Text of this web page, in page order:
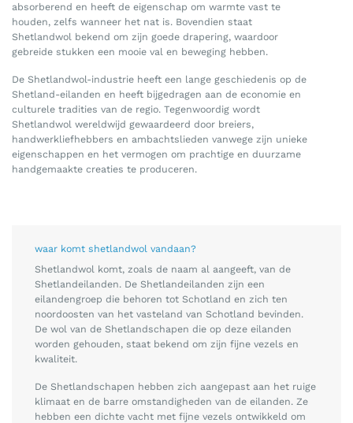
absorberend en heeft de eigenschap om warmte vast te
houden, zelfs wanneer het nat is. Bovendien staat
Shetlandwol bekend om zijn goede drapering, waardoor
gebreide stukken een mooie val en beweging hebben.
De Shetlandwol-industrie heeft een lange geschiedenis op de
Shetland-eilanden en heeft bijgedragen aan de economie en
culturele tradities van de regio. Tegenwoordig wordt
Shetlandwol wereldwijd gewaardeerd door breiers,
handwerkliefhebbers en ambachtslieden vanwege zijn unieke
eigenschappen en het vermogen om prachtige en duurzame
handgemaakte creaties te produceren.
waar komt shetlandwol vandaan?
Shetlandwol komt, zoals de naam al aangeeft, van de
Shetlandeilanden. De Shetlandeilanden zijn een
eilandengroep die behoren tot Schotland en zich ten
noordoosten van het vasteland van Schotland bevinden.
De wol van de Shetlandschapen die op deze eilanden
worden gehouden, staat bekend om zijn fijne vezels en
kwaliteit.
De Shetlandschapen hebben zich aangepast aan het ruige
klimaat en de barre omstandigheden van de eilanden. Ze
hebben een dichte vacht met fijne vezels ontwikkeld om